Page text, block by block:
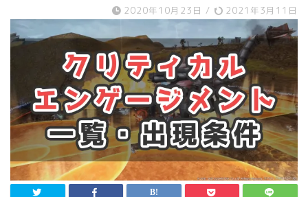
2020年10月23日 / 2021年3月11日